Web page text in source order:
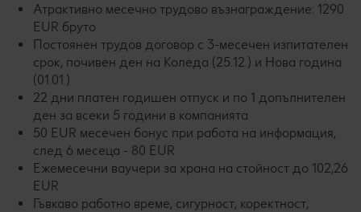
Атрактивно месечно трудово възнаграждение: 1290
EUR бруто
Постоянен трудов договор с 3-месечен изпитателен
срок, почивен ден на Коледа (25.12.) и Нова година
(01.01.)
22 дни платен годишен отпуск и по 1 допълнителен
ден за всеки 5 години в компанията
50 EUR месечен бонус при работа на информация,
след 6 месеца - 80 EUR
Ежемесечни ваучери за храна на стойност до 102,26
EUR
Гъвкаво работно време, сигурност, коректност,